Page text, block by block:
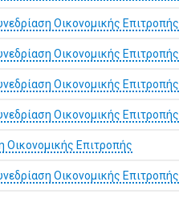
Οικονομικής Επιτροπής
Οικονομικής Επιτροπής
Οικονομικής Επιτροπής
Οικονομικής Επιτροπής
Οικονομικής Επιτροπής
Οικονομικής Επιτροπής